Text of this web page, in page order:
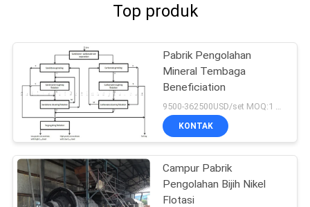
Top produk
Pabrik Pengolahan
Mineral Tembaga
Beneficiation
KONTAK
Campur Pabrik
Pengolahan Bijih Nikel
Flotasi